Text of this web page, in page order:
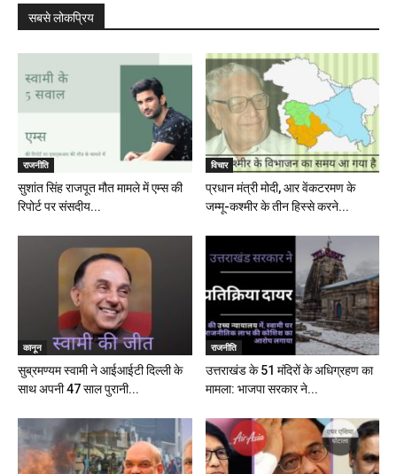
सबसे लोकप्रिय
राजनीति
सुशांत सिंह राजपूत मौत मामले में एम्स की
रिपोर्ट पर संसदीय...
विचार
प्रधान मंत्री मोदी, आर वेंकटरमण के
जम्मू-कश्मीर के तीन हिस्से करने...
कानून
सुब्रमण्यम स्वामी ने आईआईटी दिल्ली के
साथ अपनी 47 साल पुरानी...
राजनीति
उत्तराखंड के 51 मंदिरों के अधिग्रहण का
मामला: भाजपा सरकार ने...